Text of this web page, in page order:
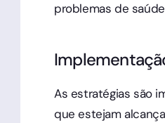
problemas de
As estratégias são
que estejam